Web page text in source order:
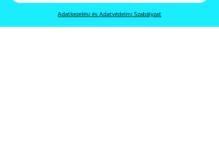
Adatkezelési és Adatvédelmi Szabályzat